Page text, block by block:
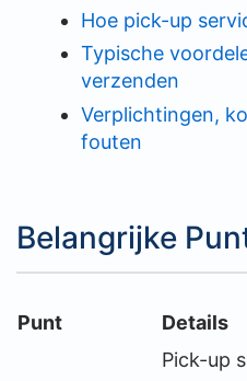
Hoe pick-up
Typische
verzenden
Verplichtingen,
fouten
Belangrijke
Punt Details
Pick-up